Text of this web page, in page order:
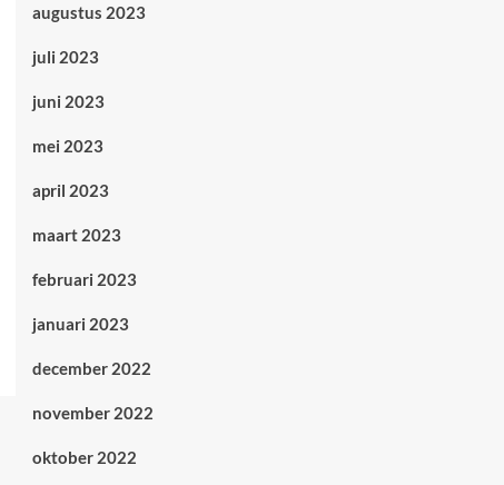
augustus 2023
juli 2023
juni 2023
mei 2023
april 2023
maart 2023
februari 2023
januari 2023
december 2022
november 2022
oktober 2022